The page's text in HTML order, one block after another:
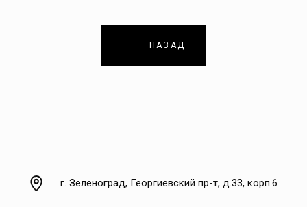
НАЗАД
г. Зеленоград, Георгиевский пр-т, д.33, корп.6